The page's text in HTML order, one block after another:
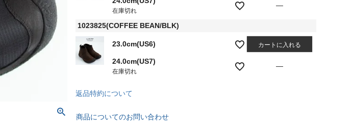
在庫切れ
—
1023825(COFFEE BEAN/BLK)
23.0cm(US6) カートに入れる
24.0cm(US7)
在庫切れ
—
返品特約について
商品についてのお問い合わせ